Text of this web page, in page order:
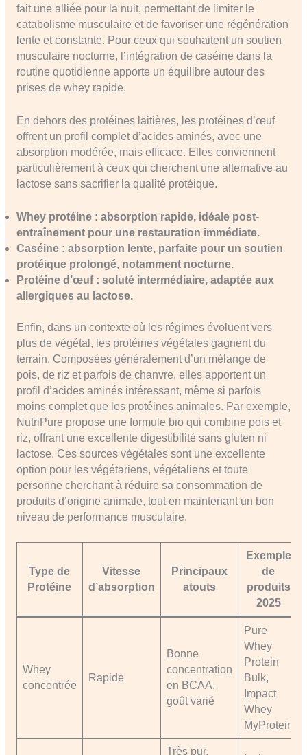
fait une alliée pour la nuit, permettant de limiter le
catabolisme musculaire et de favoriser une régénération
lente et constante. Pour ceux qui souhaitent un soutien
musculaire nocturne, l’intégration de caséine dans la
routine quotidienne apporte un équilibre autour des
prises de whey rapide.
En dehors des protéines laitières, les protéines d’œuf
offrent un profil complet d’acides aminés, avec une
absorption modérée, mais efficace. Elles conviennent
particulièrement à ceux qui cherchent une alternative au
lactose sans sacrifier la qualité protéique.
Whey protéine : absorption rapide, idéale post-
entraînement pour une restauration immédiate.
Caséine : absorption lente, parfaite pour un soutien
protéique prolongé, notamment nocturne.
Protéine d’œuf : soluté intermédiaire, adaptée aux
allergiques au lactose.
Enfin, dans un contexte où les régimes évoluent vers
plus de végétal, les protéines végétales gagnent du
terrain. Composées généralement d’un mélange de
pois, de riz et parfois de chanvre, elles apportent un
profil d’acides aminés intéressant, même si parfois
moins complet que les protéines animales. Par exemple,
NutriPure propose une formule bio qui combine pois et
riz, offrant une excellente digestibilité sans gluten ni
lactose. Ces sources végétales sont une excellente
option pour les végétariens, végétaliens et toute
personne cherchant à réduire sa consommation de
produits d’origine animale, tout en maintenant un bon
niveau de performance musculaire.
Type de
Protéine
Vitesse
d’absorption
Principaux
atouts
Exemple
de
produits
2025
Whey
concentrée
Rapide
Bonne
concentration
en BCAA,
goût varié
Pure
Whey
Protein
Bulk,
Impact
Whey
MyProtein
Très pur,